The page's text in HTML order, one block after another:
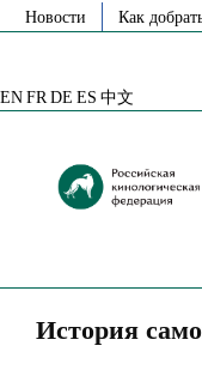
SkipНовости Как
EN FR DE ES 中文
История